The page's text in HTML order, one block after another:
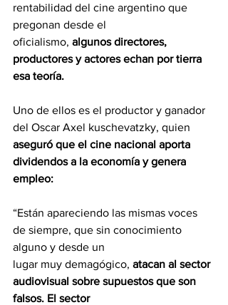
rentabilidad del cine argentino que
pregonan desde el
oficialismo, algunos directores,
productores y actores echan por tierra
esa teoría.
Uno de ellos es el productor y ganador
del Oscar Axel kuschevatzky, quien
aseguró que el cine nacional aporta
dividendos a la economía y genera
empleo:
“Están apareciendo las mismas voces
de siempre, que sin conocimiento
alguno y desde un
lugar muy demagógico, atacan al sector
audiovisual sobre supuestos que son
falsos. El sector